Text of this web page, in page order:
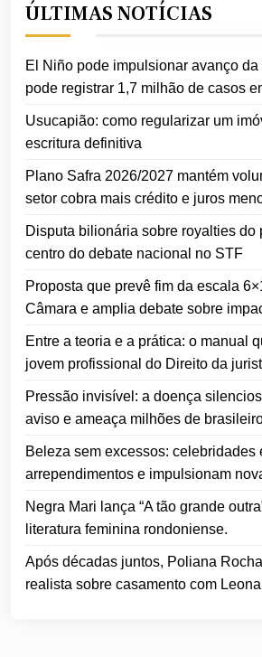
ÚLTIMAS NOTÍCIAS
El Niño pode impulsionar avanço da
pode registrar 1,7 milhão de casos
Usucapião: como regularizar um
escritura definitiva
Plano Safra 2026/2027 mantém
setor cobra mais crédito e juros
Disputa bilionária sobre royalties do
centro do debate nacional no STF
Proposta que prevê fim da escala
Câmara e amplia debate sobre
Entre a teoria e a prática: o manual
jovem profissional do Direito da
Pressão invisível: a doença
aviso e ameaça milhões de
Beleza sem excessos: celebridades
arrependimentos e impulsionam
Negra Mari lança “A tão grande
literatura feminina rondoniense.
Após décadas juntos, Poliana
realista sobre casamento com